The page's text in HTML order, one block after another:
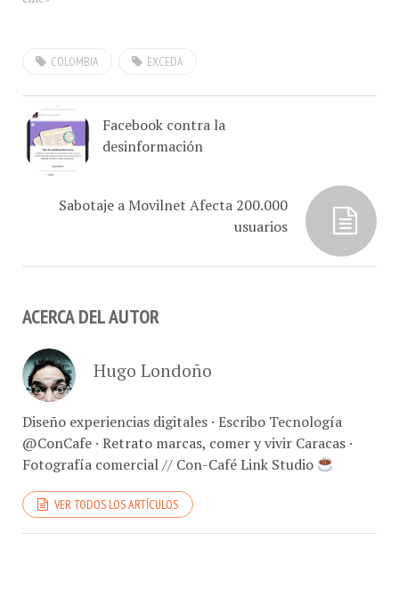
COLOMBIA EXCEDA
Facebook contra la
desinformación
Sabotaje a Movilnet Afecta 200.000
usuarios
ACERCA DEL AUTOR
Hugo Londoño
Diseño experiencias digitales · Escribo Tecnología
@ConCafe · Retrato marcas, comer y vivir Caracas ·
Fotografía comercial // Con-Café Link Studio
VER TODOS LOS ARTÍCULOS